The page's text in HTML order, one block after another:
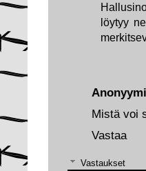
Anonyymi
Mistä voi
Vastaa
Vastaukset
löytyy